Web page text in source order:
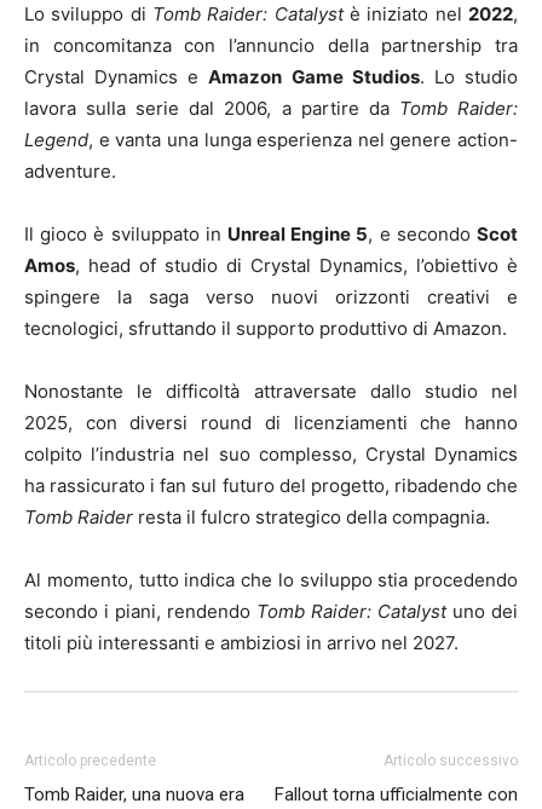
Lo sviluppo di Tomb Raider: Catalystè iniziato nel2022,
in concomitanza con l’annuncio della partnership tra
Crystal Dynamics eAmazon Game Studios. Lo studio
lavora sulla serie dal 2006, a partire da Tomb Raider:
Legend, e vanta una lunga esperienza nel genere action-
adventure.
Il gioco è sviluppato in Unreal Engine 5, e secondoScot
Amos, head of studio di Crystal Dynamics, l’obiettivo è
spingere la saga verso nuovi orizzonti creativi e
tecnologici, sfruttando il supporto produttivo di Amazon.
Nonostante le difficoltà attraversate dallo studio nel
2025, con diversi round di licenziamenti che hanno
colpito l’industria nel suo complesso, Crystal Dynamics
ha rassicurato i fan sul futuro del progetto, ribadendo che
Tomb Raider resta il fulcro strategico della compagnia.
Al momento, tutto indica che lo sviluppo stia procedendo
secondo i piani, rendendo Tomb Raider: Catalystuno dei
titoli più interessanti e ambiziosi in arrivo nel 2027.
Articolo precedente
Tomb Raider, una nuova era
Articolo successivo
Fallout torna ufficialmente con